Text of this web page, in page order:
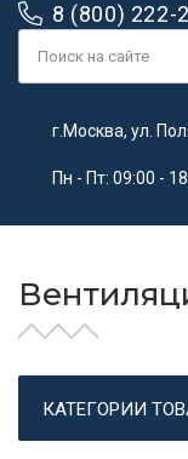
8 (800) 222-
г.Москва, ул.
Пн - Пт: 09:00 -
КАТЕГОРИИ